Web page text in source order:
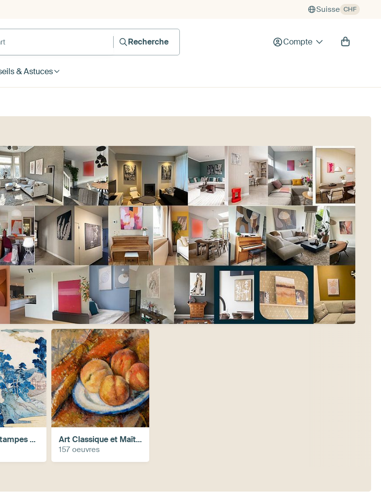
Suisse CHF
Recherche
Compte
& Astuces
Ukiyo-e : Estampes Japonaises Vintage de Nature, Personnages & Motifs Art Classique et Maîtres Anciens, Revisités avec Style
157 oeuvres